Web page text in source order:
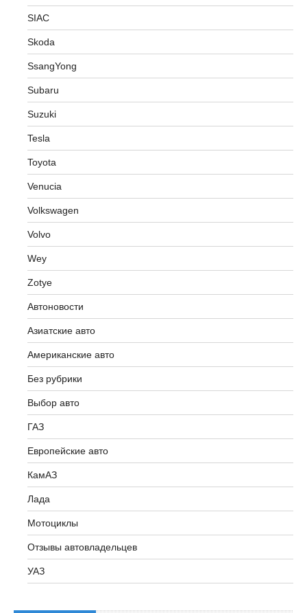
SIAC
Skoda
SsangYong
Subaru
Suzuki
Tesla
Toyota
Venucia
Volkswagen
Volvo
Wey
Zotye
Автоновости
Азиатские авто
Американские авто
Без рубрики
Выбор авто
ГАЗ
Европейские авто
КамАЗ
Лада
Мотоциклы
Отзывы автовладельцев
УАЗ
Как проезжать
нерегулируемый
3: семейство